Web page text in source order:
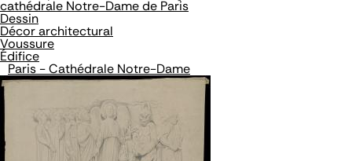
cathédrale Notre-Dame de Paris
Dessin
Décor architectural
Voussure
Édifice
Paris - Cathédrale Notre-Dame